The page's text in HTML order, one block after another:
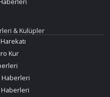
& Kulüpler
Kur
Haberleri